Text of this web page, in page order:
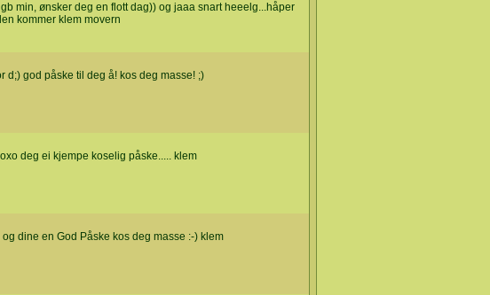
min, ønsker deg en flott dag)) og jaaa snart heeelg...håper
kommer klem movern
d;) god påske til deg å! kos deg masse! ;)
deg ei kjempe koselig påske..... klem
dine en God Påske kos deg masse :-) klem